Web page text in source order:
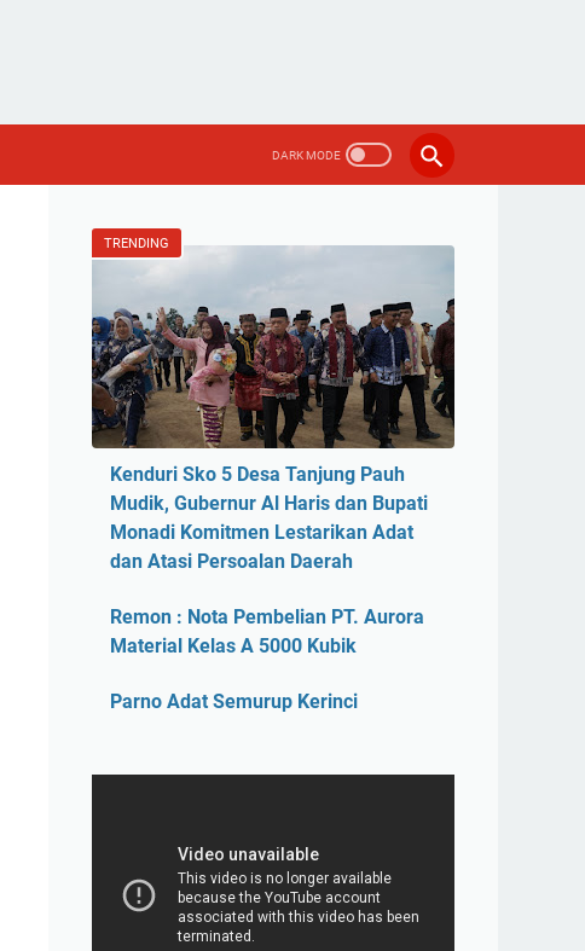
TRENDING
Kenduri Sko 5 Desa Tanjung Pauh
Mudik, Gubernur Al Haris dan Bupati
Monadi Komitmen Lestarikan Adat
dan Atasi Persoalan Daerah
Remon : Nota Pembelian PT. Aurora
Material Kelas A 5000 Kubik
Parno Adat Semurup Kerinci